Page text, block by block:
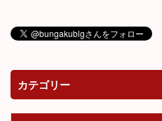
カテゴリー